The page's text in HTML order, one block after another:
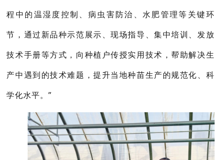
程中的温湿度控制、病虫害防治、水肥管理等关键环
节，通过新品种示范展示、现场指导、集中培训、发放
技术手册等方式，向种植户传授实用技术，帮助解决生
产中遇到的技术难题，提升当地种苗生产的规范化、科
学化水平。”